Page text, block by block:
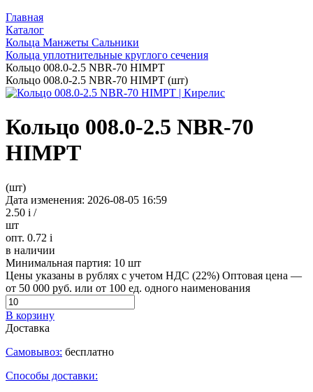
Главная
Каталог
Кольца Манжеты Сальники
Кольца уплотнительные круглого сечения
Кольцо 008.0-2.5 NBR-70 HIMPT
Кольцо 008.0-2.5 NBR-70 HIMPT (шт)
Кольцо 008.0-2.5 NBR-70
HIMPT
(шт)
Дата изменения: 2026-08-05 16:59
2.50 i /
шт
опт. 0.72 i
в наличии
Минимальная партия: 10 шт
Цены указаны в рублях с учетом НДС (22%) Оптовая цена —
от 50 000 руб. или от 100 ед. одного наименования
В корзину
Доставка
Самовывоз: бесплатно
Способы доставки: